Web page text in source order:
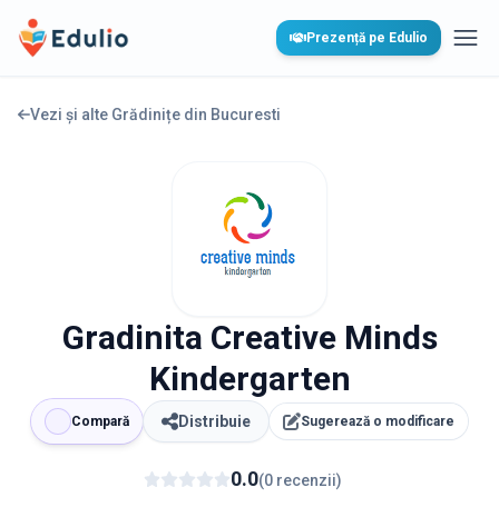
Edulio Prezență pe Edulio
Vezi și alte Grădinițe din Bucuresti
Gradinita Creative Minds
Kindergarten
Compară Distribuie Sugerează o modificare
0.0(0 recenzii)